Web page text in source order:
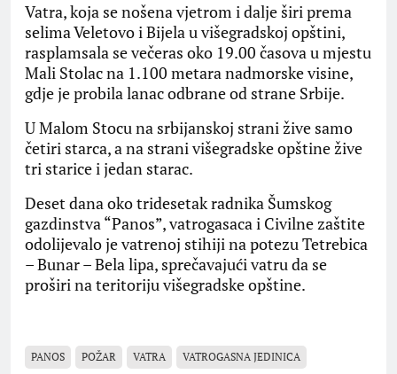
Vatra, koja se nošena vjetrom i dalje širi prema
selima Veletovo i Bijela u višegradskoj opštini,
rasplamsala se večeras oko 19.00 časova u mjestu
Mali Stolac na 1.100 metara nadmorske visine,
gdje je probila lanac odbrane od strane Srbije.
U Malom Stocu na srbijanskoj strani žive samo
četiri starca, a na strani višegradske opštine žive
tri starice i jedan starac.
Deset dana oko tridesetak radnika Šumskog
gazdinstva “Panos”, vatrogasaca i Civilne zaštite
odolijevalo je vatrenoj stihiji na potezu Tetrebica
– Bunar – Bela lipa, sprečavajući vatru da se
proširi na teritoriju višegradske opštine.
PANOS POŽAR VATRA VATROGASNA JEDINICA